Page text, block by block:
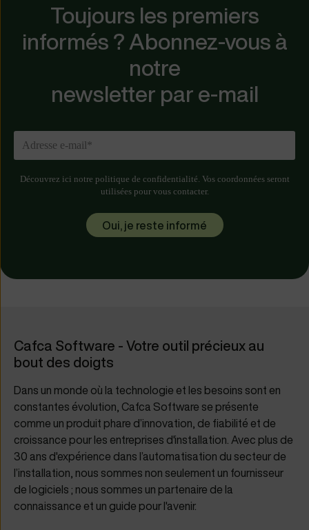
Toujours les premiers
informés ? Abonnez-vous à
notre
newsletter par e-mail
Découvrez ici notre politique de confidentialité. Vos coordonnées seront
utilisées pour vous contacter.
Cafca Software - Votre outil précieux au
bout des doigts
Dans un monde où la technologie et les besoins sont en
constantes évolution, Cafca Software se présente
comme un produit phare d’innovation, de fiabilité et de
croissance pour les entreprises d'installation. Avec plus de
30 ans d'expérience dans l’automatisation du secteur de
l’installation, nous sommes non seulement un fournisseur
de logiciels ; nous sommes un partenaire de la
connaissance et un guide pour l'avenir.